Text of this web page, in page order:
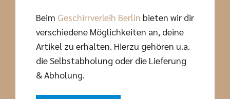
Beim Geschirrverleih Berlin bieten wir dir
verschiedene Möglichkeiten an, deine
Artikel zu erhalten. Hierzu gehören u.a.
die Selbstabholung oder die Lieferung
& Abholung.